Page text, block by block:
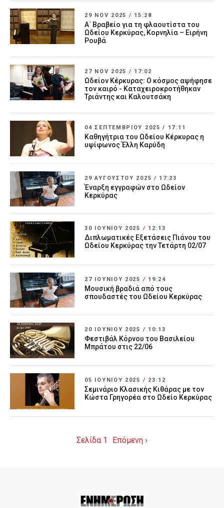
29 NOV 2025 / 15:28
Α΄ Βραβείο για τη φλαουτίστα του
Ωδείου Κερκύρας, Κορνηλία – Ειρήνη
Ρουβά
27 NOV 2025 / 17:02
Ωδείον Κέρκυρας: Ο κόσμος αψήφησε
τον καιρό - Καταχειροκροτήθηκαν
Τριάντης και Καλουτσάκη
04 ΣΕΠΤΕΜΒΡΊΟΥ 2025/ 17:11
Καθηγήτρια του Ωδείου Κέρκυρας η
υψίφωνος Έλλη Καρύδη
29 ΑΥΓΟΎΣΤΟΥ 2025 / 17:23
Έναρξη εγγραφών στο Ωδείον
Κερκύρας
30 ΙΟΥΝΊΟΥ 2025 / 12:13
Διπλωματικές Εξετάσεις Πιάνου του
Ωδείου Κερκύρας την Τετάρτη 02/07
27 ΙΟΥΝΊΟΥ 2025 / 19:24
Μουσική βραδιά από τους
σπουδαστές του Ωδείου Κερκύρας
20 ΙΟΥΝΊΟΥ 2025 / 10:13
Φεστιβάλ Κόρνου του Βασιλείου
Μπράτου στις 22/06
05 ΙΟΥΝΊΟΥ 2025 / 23:12
Σεμινάριο Κλασικής Κιθάρας με τον
Κώστα Γρηγορέα στο Ωδείο Κερκύρας
Σελίδα 1 Επόμενη ›